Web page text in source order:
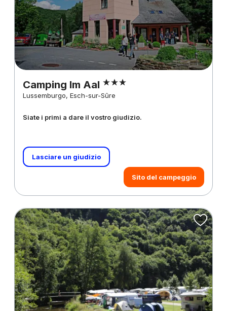
Camping Im Aal
Lussemburgo, Esch-sur-Sûre
Siate i primi a dare il vostro giudizio.
Lasciare un giudizio
Sito del campeggio